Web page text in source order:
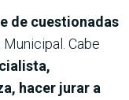
de cuestionadas
Cabe
hacer jurar a